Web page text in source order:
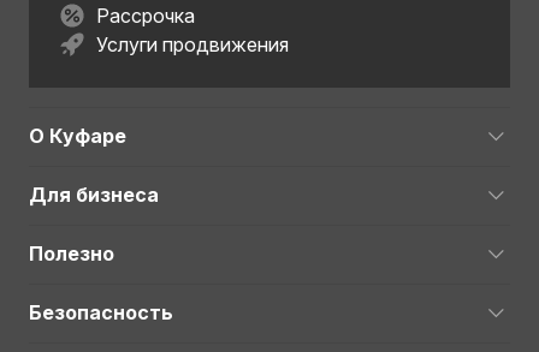
Рассрочка
Услуги продвижения
О Куфаре
Для бизнеса
Полезно
Безопасность